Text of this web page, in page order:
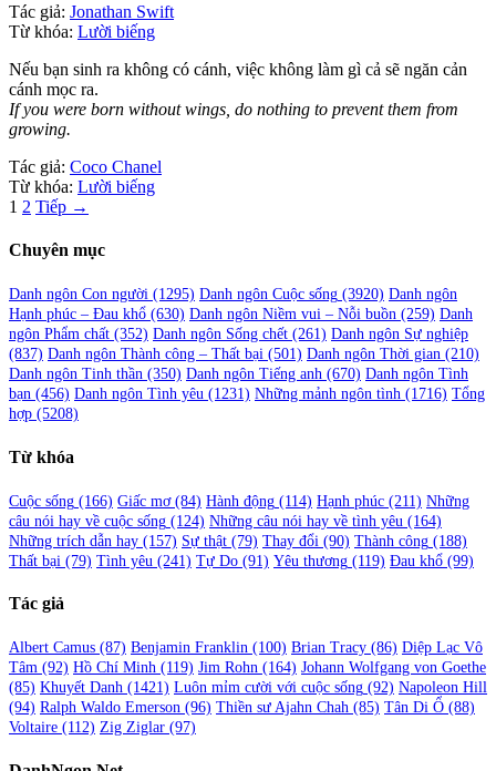
Tác giả: Jonathan Swift
Từ khóa: Lười biếng
Nếu bạn sinh ra không có cánh, việc không làm gì cả sẽ ngăn cản
cánh mọc ra.
If you were born without wings, do nothing to prevent them from
growing.
Tác giả: Coco Chanel
Từ khóa: Lười biếng
Phân
trang
viết
1 2 Tiếp →
Chuyên mục
Danh ngôn Con người (1295) Danh ngôn Cuộc sống (3920) Danh ngôn
Hạnh phúc – Đau khổ (630) Danh ngôn Niềm vui – Nỗi buồn (259) Danh
ngôn Phẩm chất (352) Danh ngôn Sống chết (261) Danh ngôn Sự nghiệp
(837) Danh ngôn Thành công – Thất bại (501) Danh ngôn Thời gian (210)
Danh ngôn Tinh thần (350) Danh ngôn Tiếng anh (670) Danh ngôn Tình
bạn (456) Danh ngôn Tình yêu (1231) Những mảnh ngôn tình (1716) Tổng
hợp (5208)
Từ khóa
Cuộc sống (166) Giấc mơ(84) Hành động (114) Hạnh phúc (211) Những
câu nói hay về cuộc sống (124) Những câu nói hay về tình yêu (164)
Những trích dẫn hay (157) Sự thật (79) Thay đổi (90) Thành công (188)
Thất bại (79) Tình yêu (241) Tự Do (91) Yêu thương (119) Đau khổ (99)
Tác giả
Albert Camus (87) Benjamin Franklin (100) Brian Tracy (86) Diệp Lạc Vô
Tâm (92) Hồ Chí Minh (119) Jim Rohn (164) Johann Wolfgang von Goethe
(85) Khuyết Danh (1421) Luôn mỉm cười với cuộc sống (92) Napoleon Hill
(94) Ralph Waldo Emerson (96) Thiền sư Ajahn Chah (85) Tân Di Ổ (88)
Voltaire (112) Zig Ziglar (97)